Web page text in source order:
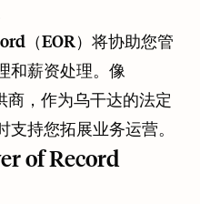
（EOR）将协助您管
和薪资处理。像
，作为乌干达的法定
持您拓展业务运营。
of Record